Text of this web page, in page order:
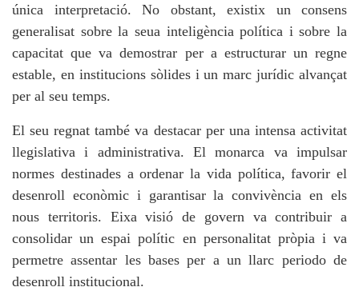
única interpretació. No obstant, existix un consens
generalisat sobre la seua inteligència política i sobre la
capacitat que va demostrar per a estructurar un regne
estable, en institucions sòlides i un marc jurídic alvançat
per al seu temps.
El seu regnat també va destacar per una intensa activitat
llegislativa i administrativa. El monarca va impulsar
normes destinades a ordenar la vida política, favorir el
desenroll econòmic i garantisar la convivència en els
nous territoris. Eixa visió de govern va contribuir a
consolidar un espai polític en personalitat pròpia i va
permetre assentar les bases per a un llarc periodo de
desenroll institucional.